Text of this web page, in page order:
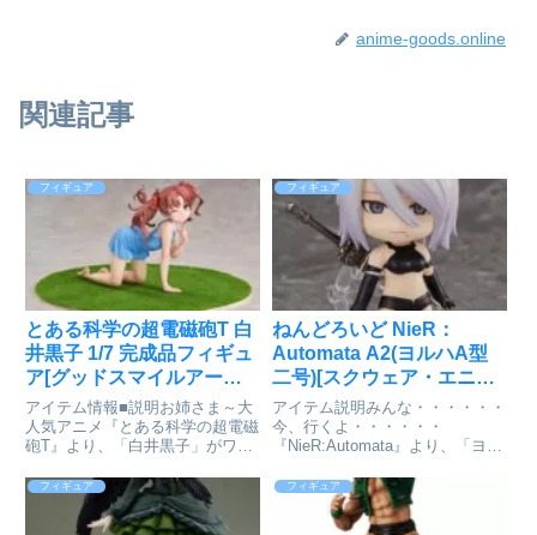
anime-goods.online
関連記事
フィギュア
とある科学の超電磁砲T 白
井黒子 1/7 完成品フィギュ
ア[グッドスマイルアーツ
上海]が予約受付開始
アイテム情報■説明お姉さま～大
人気アニメ『とある科学の超電磁
砲T』より、「白井黒子」がワン
として登場です。ちょっと悪戯っ
ぽいウインクと風になびくツイン
テール、ワンピースのシワまで緻
フィギュア
ねんどろいど NieR：
Automata A2(ヨルハA型
二号)[スクウェア・エニッ
クス]が予約受付開始
アイテム説明みんな・・・・・・
今、行くよ・・・・・・
『NieR:Automata』より、「ヨル
ートヘア姿がねんどろいどで登場
です！交換用表情パーツは「通常
顔」や「戦闘顔」の他、仲間に思
フィギュア フィギュア